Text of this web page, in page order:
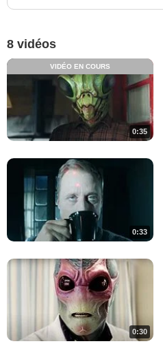
8 vidéos
0:35
VIDÉO EN COURS
0:33
0:30